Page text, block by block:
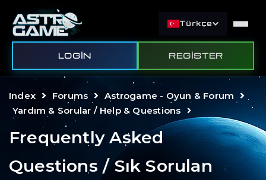
Türkçe
LOGIN REGISTER
Index Forums
Astrogame - Oyun & Forum
Yardım & Sorular / Help & Questions
Frequently Asked
Questions / Sık Sorulan